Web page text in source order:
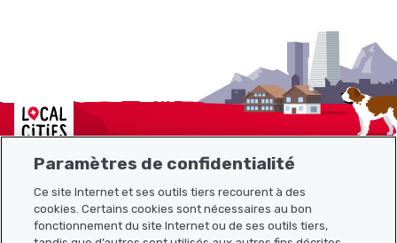
Localcities
Plan du site
Paramètres de confidentialité
Ce site Internet et ses outils tiers recourent à des
cookies. Certains cookies sont nécessaires au bon
fonctionnement du site Internet ou de ses outils tiers,